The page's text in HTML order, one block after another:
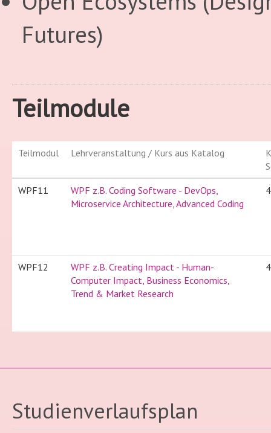
Futures)
Teilmodule
Teilmodul Lehrveranstaltung / Kurs aus Katalog
WPF11
WPF z.B. Coding Software - DevOps,
Microservice Architecture, Advanced Coding
WPF12
WPF z.B. Creating Impact - Human-
Computer Impact, Business Economics,
Trend & Market Research
Studienverlaufsplan